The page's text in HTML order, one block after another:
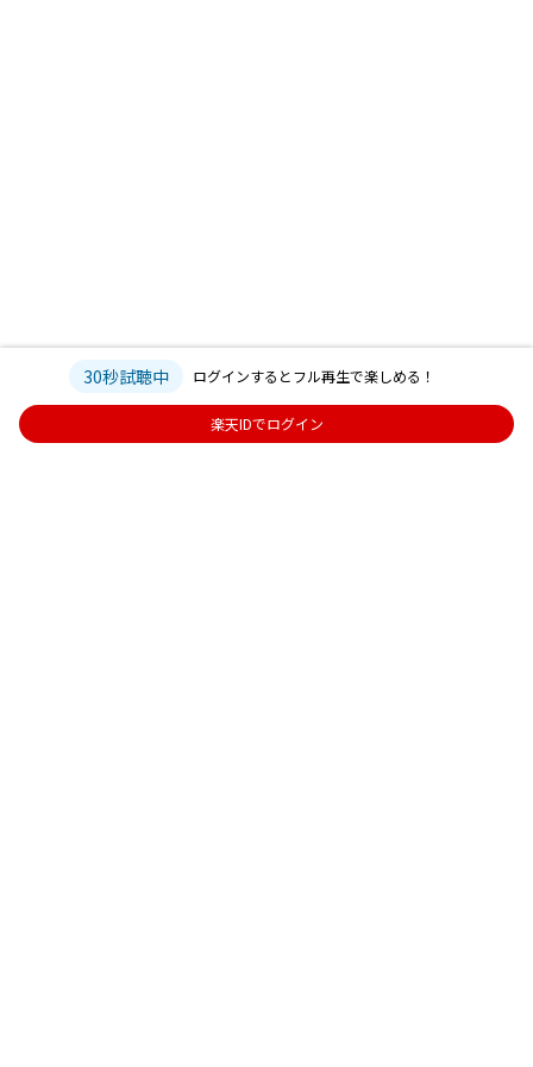
30秒試聴中 ログインするとフル再生で楽しめる！
楽天IDでログイン